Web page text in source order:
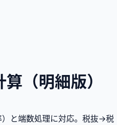
（明細版）
と端数処理に対応。税抜→税